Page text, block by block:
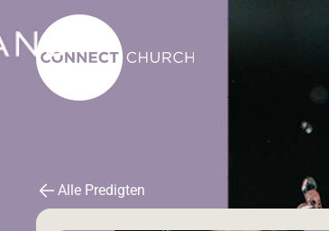
Alle Predigten